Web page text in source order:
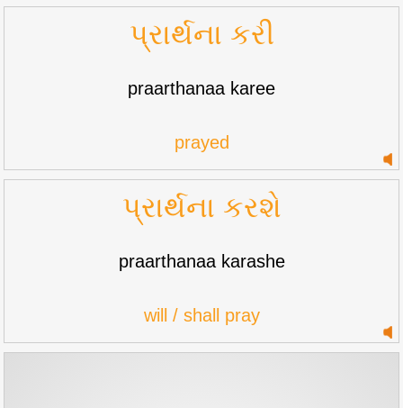
પ્રાર્થના કરી
praarthanaa karee
prayed
પ્રાર્થના કરશે
praarthanaa karashe
will / shall pray